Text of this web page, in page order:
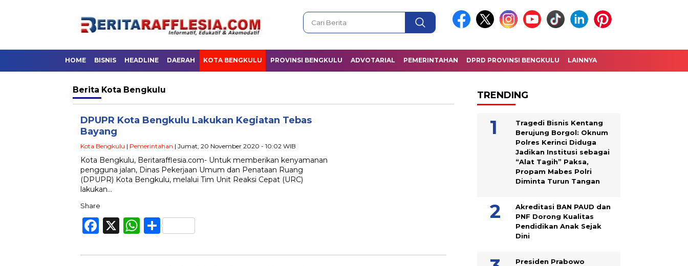
HOME BISNIS HEADLINE DAERAH KOTA BENGKULU PROVINSI BENGKULU ADVOTARIAL PEMERINTAHAN DPRD PROVINSI BENGKULU LAINNYA
Berita Kota Bengkulu
DPUPR Kota Bengkulu Lakukan Kegiatan Tebas
Bayang
Kota Bengkulu | Pemerintahan | Jumat, 20 November 2020 - 10:02 WIB
Kota Bengkulu, Beritarafflesia.com- Untuk memberikan kenyamanan
pengguna jalan, Dinas Pekerjaan Umum dan Penataan Ruang
(DPUPR) Kota Bengkulu, melalui Tim Unit Reaksi Cepat (URC)
lakukan…
Share
Facebook
X WhatsApp
Share
TRENDING
Tragedi Bisnis Kentang
Berujung Borgol: Oknum
Polres Kerinci Diduga
Jadikan Institusi sebagai
“Alat Tagih” Paksa,
Propam Mabes Polri
Diminta Turun Tangan
Akreditasi BAN PAUD dan
PNF Dorong Kualitas
Pendidikan Anak Sejak
Dini
Presiden Prabowo